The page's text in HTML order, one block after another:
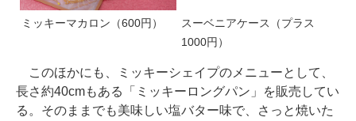
ミッキーマカロン（600円）
スーベニアケース（プラス
1000円）
このほかにも、ミッキーシェイプのメニューとして、
長さ約40cmもある「ミッキーロングパン」を販売してい
る。そのままでも美味しい塩バター味で、さっと焼いた